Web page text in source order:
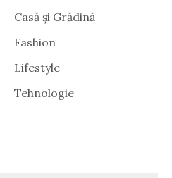
Casă și Grădină
Fashion
Lifestyle
Tehnologie